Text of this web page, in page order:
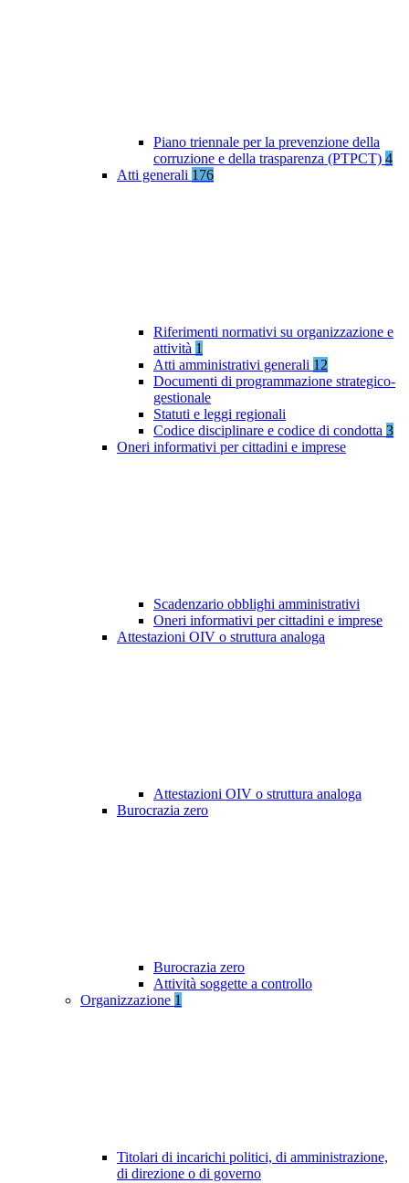
Piano triennale per la prevenzione della
corruzione e della trasparenza (PTPCT) 4
Atti generali 176
Riferimenti normativi su organizzazione e
attività 1
Atti amministrativi generali 12
Documenti di programmazione strategico-
gestionale
Statuti e leggi regionali
Codice disciplinare e codice di condotta 3
Oneri informativi per cittadini e imprese
Scadenzario obblighi amministrativi
Oneri informativi per cittadini e imprese
Attestazioni OIV o struttura analoga
Attestazioni OIV o struttura analoga
Burocrazia zero
Burocrazia zero
Attività soggette a controllo
Organizzazione 1
Titolari di incarichi politici, di amministrazione,
di direzione o di governo